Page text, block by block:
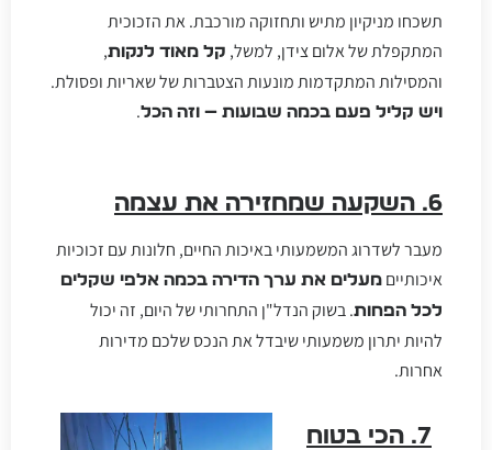
תשכחו מניקיון מתיש ותחזוקה מורכבת. את הזכוכית
המתקפלת של אלום צידן, למשל,קל מאוד לנקות,
והמסילות המתקדמות מונעות הצטברות של שאריות ופסולת.
ויש קליל פעם בכמה שבועות — וזה הכל.
מעבר לשדרוג המשמעותי באיכות החיים, חלונות עם זכוכיות
איכותייםמעלים את ערך הדירה בכמה אלפי שקלים
לכל הפחות. בשוק הנדל"ן התחרותי של היום, זה יכול
להיות יתרון משמעותי שיבדל את הנכס שלכם מדירות
אחרות.
7. הכי בטוח